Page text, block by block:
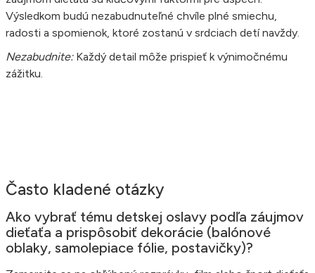
Výsledkom budú nezabudnuteľné chvíle plné smiechu,
radosti a spomienok, ktoré zostanú v srdciach detí navždy.
Nezabudnite:Každý detail môže prispieť k výnimočnému
zážitku.
Často kladené otázky
Ako vybrať tému detskej oslavy podľa záujmov
dieťaťa a prispôsobiť dekorácie (balónové
oblaky, samolepiace fólie, postavičky)?